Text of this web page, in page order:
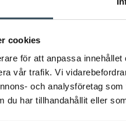
cookies
för att anpassa
vår trafik. Vi
och analysföretag
du har tillhandahållit eller